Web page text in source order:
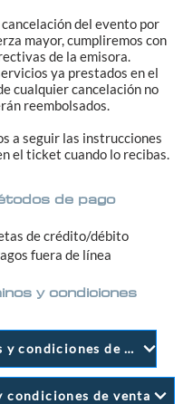
cancelación del evento por
mayor, cumpliremos con
de la emisora.
ya prestados en el
cualquier cancelación no
reembolsados.
a seguir las instrucciones
el ticket cuando lo recibas.
de pago
de crédito/débito
fuera de línea
y condiciones
Términos y condiciones de uso
condiciones de venta